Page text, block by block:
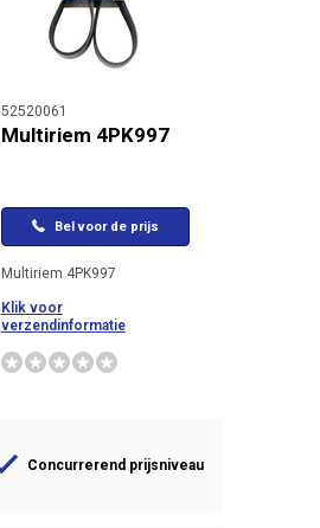
52520061
Multiriem 4PK997
Bel voor de prijs
Multiriem 4PK997
Klik voor
verzendinformatie
Concurrerend prijsniveau